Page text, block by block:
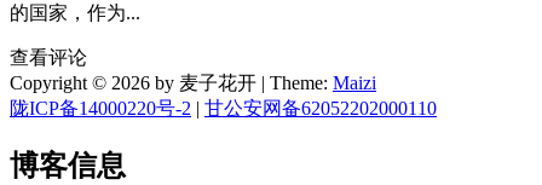
的国家，作为...
查看评论
Copyright © 2026 by 麦子花开 | Theme: Maizi
陇ICP备14000220号-2 | 甘公安网备62052202000110
博客信息